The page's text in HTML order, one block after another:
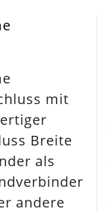
mit
Breite
als
andere